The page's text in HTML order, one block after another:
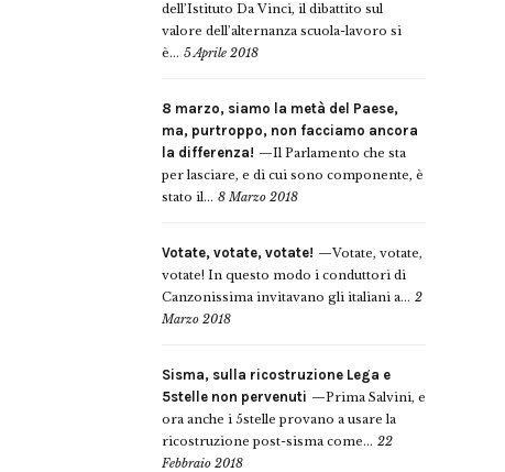
dell’Istituto Da Vinci, il dibattito sul
valore dell’alternanza scuola-lavoro si
è... 5 Aprile 2018
8 marzo, siamo la metà del Paese,
ma, purtroppo, non facciamo ancora
la differenza!
Il Parlamento che sta
per lasciare, e di cui sono componente, è
stato il... 8 Marzo 2018
Votate, votate, votate!
Votate, votate,
votate! In questo modo i conduttori di
Canzonissima invitavano gli italiani a... 2
Marzo 2018
Sisma, sulla ricostruzione Lega e
5stelle non pervenuti
Prima Salvini, e
ora anche i 5stelle provano a usare la
ricostruzione post-sisma come... 22
Febbraio 2018